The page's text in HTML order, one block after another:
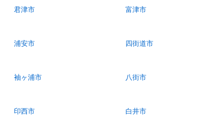
君津市 富津市
浦安市 四街道市
袖ヶ浦市 八街市
印西市 白井市